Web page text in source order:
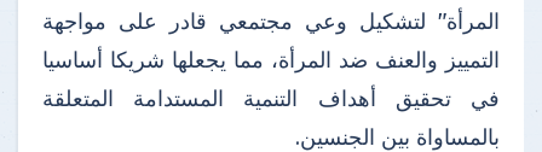
المرأة" لتشكيل وعي مجتمعي قادر على مواجهة
التمييز والعنف ضد المرأة، مما يجعلها شريكا أساسيا
في تحقيق أهداف التنمية المستدامة المتعلقة
بالمساواة بين الجنسين.